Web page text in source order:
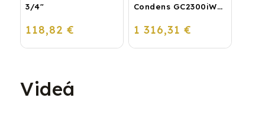
3/4"
118,82 €
Condens GC2300iW
kondenzačný
1 316,31 €
Videá